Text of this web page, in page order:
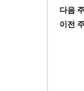
다음
이전